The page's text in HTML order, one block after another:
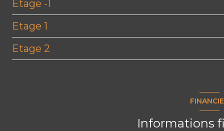
entrée
cuisine
salon/sejour
Etage -1
garage
cave
Etage 1
Dégagement
Etage 2
Informations